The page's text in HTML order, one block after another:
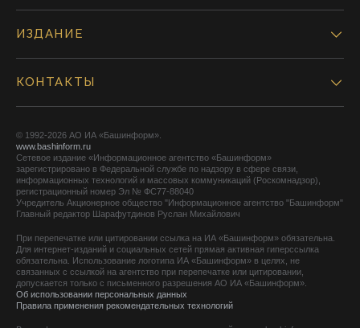
ИЗДАНИЕ
КОНТАКТЫ
© 1992-2026 АО ИА «Башинформ».
www.bashinform.ru
Сетевое издание «Информационное агентство «Башинформ»
зарегистрировано в Федеральной службе по надзору в сфере связи,
информационных технологий и массовых коммуникаций (Роскомнадзор),
регистрационный номер Эл № ФС77-88040
Учредитель Акционерное общество "Информационное агентство "Башинформ"
Главный редактор Шарафутдинов Руслан Михайлович
При перепечатке или цитировании ссылка на ИА «Башинформ» обязательна.
Для интернет-изданий и социальных сетей прямая активная гиперссылка
обязательна. Использование логотипа ИА «Башинформ» в целях, не
связанных с ссылкой на агентство при перепечатке или цитировании,
допускается только с письменного разрешения АО ИА «Башинформ».
Об использовании персональных данных
Правила применения рекомендательных технологий